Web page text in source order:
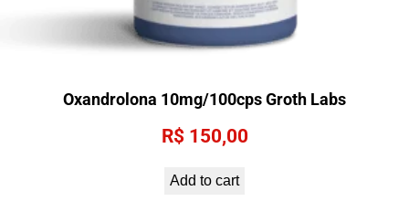
Oxandrolona 10mg/100cps Groth Labs
R$ 150,00
Add to cart